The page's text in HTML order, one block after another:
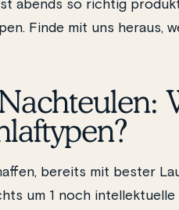
abends so richtig
Finde mit uns heraus,
bereits mit bester
um 1 noch